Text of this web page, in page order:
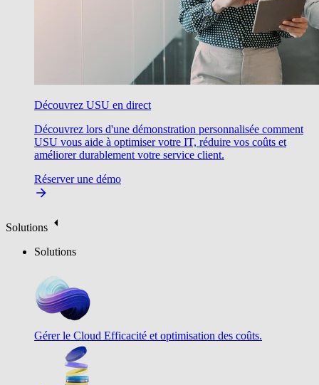
Découvrez USU en direct
Découvrez lors d'une démonstration personnalisée comment
USU vous aide à optimiser votre IT, réduire vos coûts et
améliorer durablement votre service client.
Réserver une démo
Solutions
Solutions
Gérer le Cloud Efficacité et optimisation des coûts.